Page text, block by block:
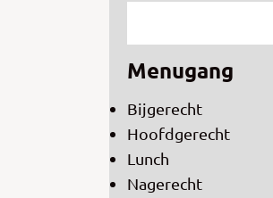
Menugang
Bijgerecht
Hoofdgerecht
Lunch
Nagerecht